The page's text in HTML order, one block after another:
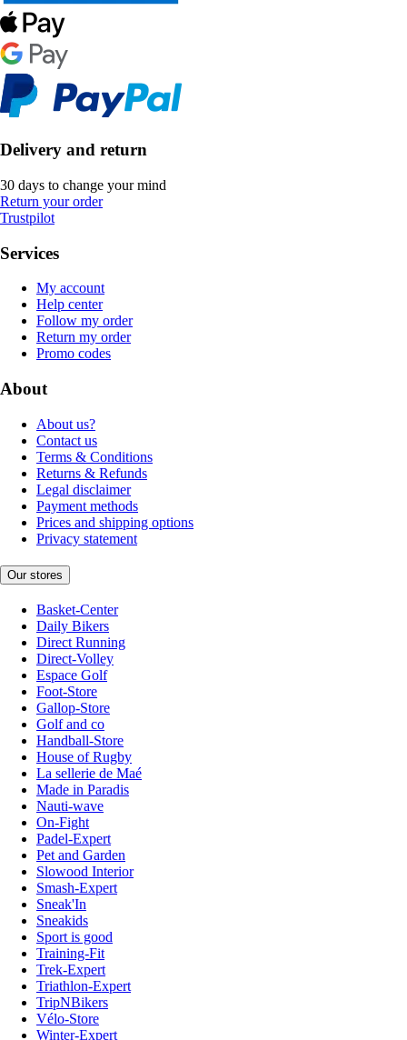
Delivery and return
30 days to change your mind
Return your order
Trustpilot
Services
My account
Help center
Follow my order
Return my order
Promo codes
About
About us?
Contact us
Terms & Conditions
Returns & Refunds
Legal disclaimer
Payment methods
Prices and shipping options
Privacy statement
Our stores
Basket-Center
Daily Bikers
Direct Running
Direct-Volley
Espace Golf
Foot-Store
Gallop-Store
Golf and co
Handball-Store
House of Rugby
La sellerie de Maé
Made in Paradis
Nauti-wave
On-Fight
Padel-Expert
Pet and Garden
Slowood Interior
Smash-Expert
Sneak'In
Sneakids
Sport is good
Training-Fit
Trek-Expert
Triathlon-Expert
TripNBikers
Vélo-Store
Winter-Expert